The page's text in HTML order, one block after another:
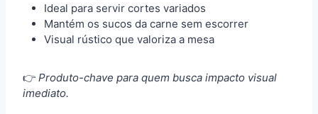
Ideal para servir cortes variados
Mantém os sucos da carne sem escorrer
Visual rústico que valoriza a mesa
👉 Produto-chave para quem busca impacto visual
imediato.